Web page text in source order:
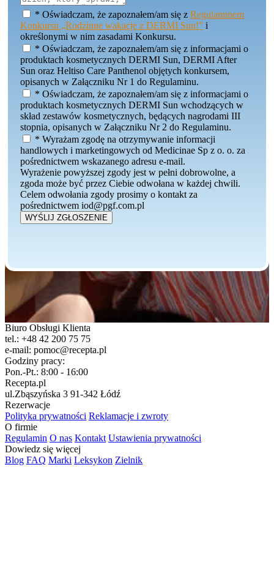
* Oświadczam, że zapoznałem/am się z Regulaminem
Konkursu „Rodzinne wakacje z DERMI Sun!” i
określonymi w nim zasadami Konkursu.
* Oświadczam, że zapoznałem/am się z informacjami o
produktach kosmetycznych DERMI Sun, DERMI After
Sun oraz Heltiso Care Panthenol objętych konkursem,
opisanych w Załączniku Nr 1 do Regulaminu.
* Oświadczam, że zapoznałem/am się z informacjami o
produktach kosmetycznych DERMI Sun wchodzących w
skład zestawów kosmetycznych, będących nagrodami III
stopnia, opisanych w Załączniku Nr 2 do Regulaminu.
* Wyrażam zgodę na otrzymywanie informacji
handlowych i marketingowych od Medicinae Sp z o. o. za
pośrednictwem wskazanego adresu e-mail.
Wyrażenie powyższej zgody jest w pełni dobrowolne, a
zgoda może być przez Ciebie odwołana w każdej chwili.
Celem odwołania zgody prosimy o kontakt za
pośrednictwem iod@pgf.com.pl
WYŚLIJ ZGŁOSZENIE
Biuro Obsługi Klienta
tel.: +48 42 200 75 75
e-mail: pomoc@recepta.pl
Godziny pracy:
Pon.-Pt.: 8:00 - 16:00
Recepta.pl
ul.Zbąszyńska 3 91-342 Łódź
Rezerwacje
Polityka prywatności Reklamacje i zwroty
O firmie
Regulamin O nas Kontakt Ustawienia prywatności
Dowiedz się więcej
Blog FAQ Marki Leksykon Zielnik